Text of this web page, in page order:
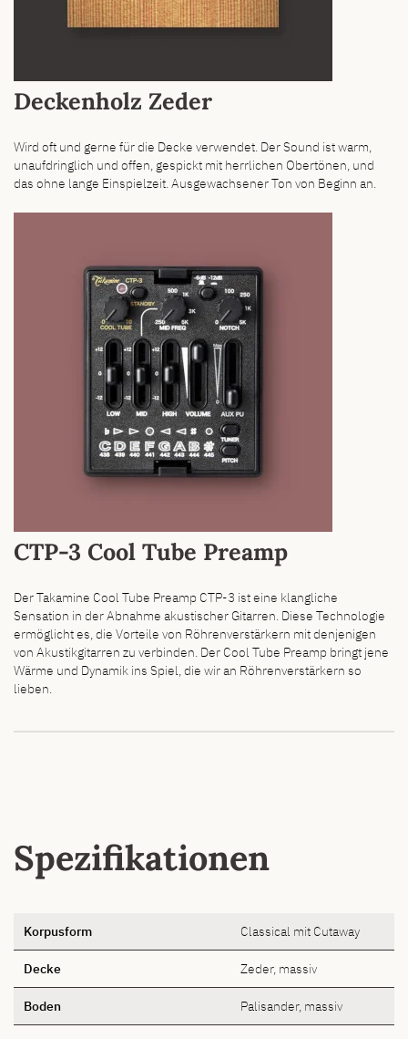
Deckenholz Zeder
Wird oft und gerne für die Decke verwendet. Der Sound ist warm,
unaufdringlich und offen, gespickt mit herrlichen Obertönen, und
das ohne lange Einspielzeit. Ausgewachsener Ton von Beginn an.
CTP-3 Cool Tube Preamp
Der Takamine Cool Tube Preamp CTP-3 ist eine klangliche
Sensation in der Abnahme akustischer Gitarren. Diese Technologie
ermöglicht es, die Vorteile von Röhrenverstärkern mit denjenigen
von Akustikgitarren zu verbinden. Der Cool Tube Preamp bringt jene
Wärme und Dynamik ins Spiel, die wir an Röhrenverstärkern so
lieben.
Spezifikationen
Korpusform Classical mit Cutaway
Decke Zeder, massiv
Boden Palisander, massiv